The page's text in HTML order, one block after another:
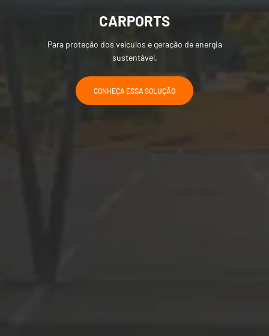
CARPORTS
Para proteção dos veículos e geração de energia
sustentável.
CONHEÇA ESSA SOLUÇÃO